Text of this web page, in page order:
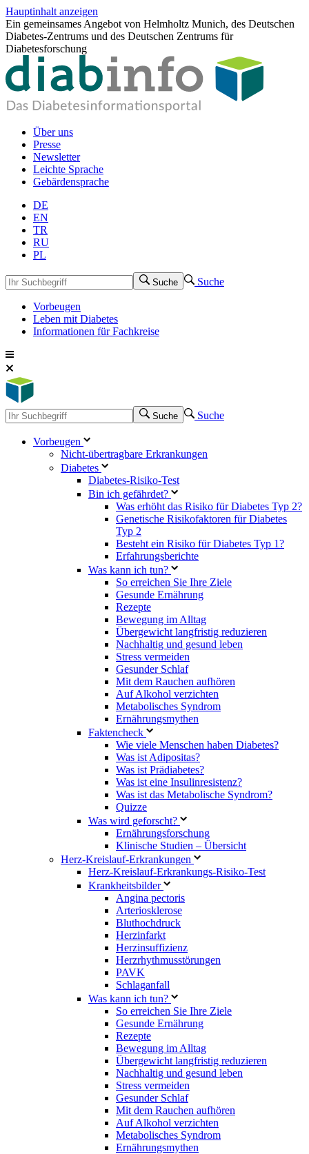
Hauptinhalt anzeigen
Ein gemeinsames Angebot von Helmholtz Munich, des Deutschen
Diabetes-Zentrums und des Deutschen Zentrums für
Diabetesforschung
Über uns
Presse
Newsletter
Leichte Sprache
Gebärdensprache
DE
EN
TR
RU
PL
Suche Suche
Vorbeugen
Leben mit Diabetes
Informationen für Fachkreise
Suche Suche
Vorbeugen
Nicht-übertragbare Erkrankungen
Diabetes
Diabetes-Risiko-Test
Bin ich gefährdet?
Was erhöht das Risiko für Diabetes Typ 2?
Genetische Risikofaktoren für Diabetes
Typ 2
Besteht ein Risiko für Diabetes Typ 1?
Erfahrungsberichte
Was kann ich tun?
So erreichen Sie Ihre Ziele
Gesunde Ernährung
Rezepte
Bewegung im Alltag
Übergewicht langfristig reduzieren
Nachhaltig und gesund leben
Stress vermeiden
Gesunder Schlaf
Mit dem Rauchen aufhören
Auf Alkohol verzichten
Metabolisches Syndrom
Ernährungsmythen
Faktencheck
Wie viele Menschen haben Diabetes?
Was ist Adipositas?
Was ist Prädiabetes?
Was ist eine Insulinresistenz?
Was ist das Metabolische Syndrom?
Quizze
Was wird geforscht?
Ernährungsforschung
Klinische Studien – Übersicht
Herz-Kreislauf-Erkrankungen
Herz-Kreislauf-Erkrankungs-Risiko-Test
Krankheitsbilder
Angina pectoris
Arteriosklerose
Bluthochdruck
Herzinfarkt
Herzinsuffizienz
Herzrhythmusstörungen
PAVK
Schlaganfall
Was kann ich tun?
So erreichen Sie Ihre Ziele
Gesunde Ernährung
Rezepte
Bewegung im Alltag
Übergewicht langfristig reduzieren
Nachhaltig und gesund leben
Stress vermeiden
Gesunder Schlaf
Mit dem Rauchen aufhören
Auf Alkohol verzichten
Metabolisches Syndrom
Ernährungsmythen